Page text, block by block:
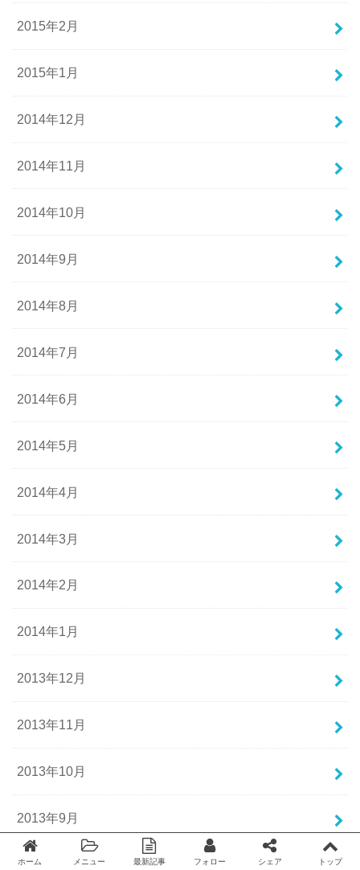
2015年2月
2015年1月
2014年12月
2014年11月
2014年10月
2014年9月
2014年8月
2014年7月
2014年6月
2014年5月
2014年4月
2014年3月
2014年2月
2014年1月
2013年12月
2013年11月
2013年10月
2013年9月
2013年8月
ホーム メニュー 最新記事 フォロー シェア トップ
Twitter facebook